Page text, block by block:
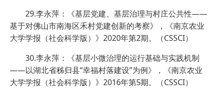
29.李永萍：《基层党建、基层治理与村庄公共性——
基于对佛山市南海区禾村党建创新的考察》，《南京农业
大学学报（社会科学版）》2020年第2期。（CSSCI）
30.李永萍：《基层小微治理的运行基础与实践机制
——以湖北省秭归县“幸福村落建设”为例》，《南京农业
大学学报（社会科学版）》2016年第5期。（CSSCI）